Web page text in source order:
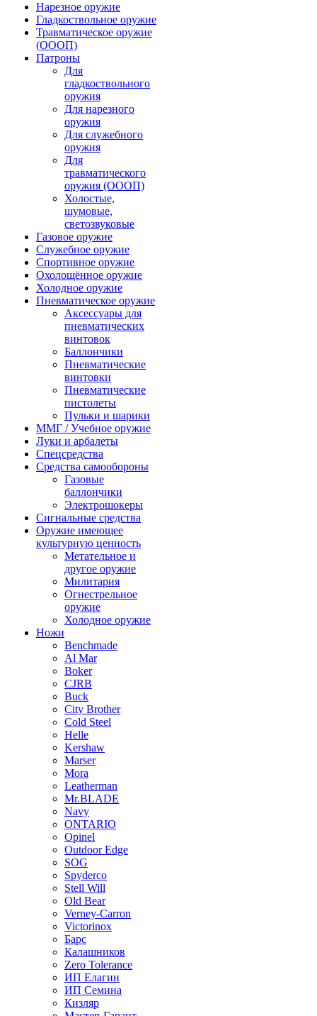
Нарезное оружие
Гладкоствольное оружие
Травматическое оружие
(ОООП)
Патроны
Для
гладкоствольного
оружия
Для нарезного
оружия
Для служебного
оружия
Для
травматического
оружия (ОООП)
Холостые,
шумовые,
светозвуковые
Газовое оружие
Служебное оружие
Спортивное оружие
Охолощённое оружие
Холодное оружие
Пневматическое оружие
Аксессуары для
пневматических
винтовок
Баллончики
Пневматические
винтовки
Пневматические
пистолеты
Пульки и шарики
ММГ / Учебное оружие
Луки и арбалеты
Спецсредства
Средства самообороны
Газовые
баллончики
Электрошокеры
Сигнальные средства
Оружие имеющее
культурную ценность
Метательное и
другое оружие
Милитария
Огнестрельное
оружие
Холодное оружие
Ножи
Benchmade
Al Mar
Boker
CJRB
Buck
City Brother
Cold Steel
Helle
Kershaw
Marser
Mora
Leatherman
Mr.BLADE
Navy
ONTARIO
Opinel
Outdoor Edge
SOG
Spyderco
Stell Will
Old Bear
Verney-Carron
Victorinox
Барс
Калашников
Zero Tolerance
ИП Елагин
ИП Семина
Кизляр